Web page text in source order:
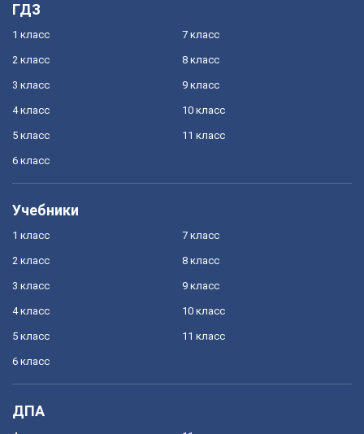
ГДЗ
1 класс
2 класс
3 класс
4 класс
5 класс
6 класс
7 класс
8 класс
9 класс
10 класс
11 класс
Учебники
1 класс
2 класс
3 класс
4 класс
5 класс
6 класс
7 класс
8 класс
9 класс
10 класс
11 класс
ДПА